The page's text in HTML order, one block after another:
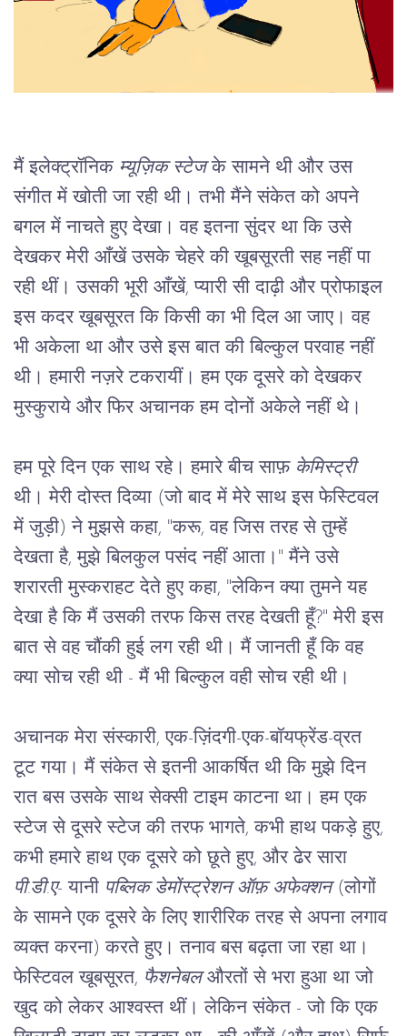
मैं इलेक्ट्रॉनिक म्यूज़िक स्टेज के सामने थी और उस
संगीत में खोती जा रही थी। तभी मैंने संकेत को अपने
बगल में नाचते हुए देखा। वह इतना सुंदर था कि उसे
देखकर मेरी आँखें उसके चेहरे की खूबसूरती सह नहीं पा
रही थीं। उसकी भूरी आँखें, प्यारी सी दाढ़ी और प्रोफाइल
इस कदर खूबसूरत कि किसी का भी दिल आ जाए। वह
भी अकेला था और उसे इस बात की बिल्कुल परवाह नहीं
थी। हमारी नज़रे टकरायीं। हम एक दूसरे को देखकर
मुस्कुराये और फिर अचानक हम दोनों अकेले नहीं थे।
हम पूरे दिन एक साथ रहे। हमारे बीच साफ़ केमिस्ट्री
थी। मेरी दोस्त दिव्या (जो बाद में मेरे साथ इस फेस्टिवल
में जुड़ी) ने मुझसे कहा, "करू, वह जिस तरह से तुम्हें
देखता है, मुझे बिलकुल पसंद नहीं आता।" मैंने उसे
शरारती मुस्कराहट देते हुए कहा, "लेकिन क्या तुमने यह
देखा है कि मैं उसकी तरफ किस तरह देखती हूँ?" मेरी इस
बात से वह चौंकी हुई लग रही थी। मैं जानती हूँ कि वह
क्या सोच रही थी - मैं भी बिल्कुल वही सोच रही थी।
अचानक मेरा संस्कारी, एक-ज़िंदगी-एक-बॉयफ्रेंड-व्रत
टूट गया। मैं संकेत से इतनी आकर्षित थी कि मुझे दिन
रात बस उसके साथ सेक्सी टाइम काटना था। हम एक
स्टेज से दूसरे स्टेज की तरफ भागते, कभी हाथ पकड़े हुए,
कभी हमारे हाथ एक दूसरे को छूते हुए, और ढेर सारा
पी.डी.ए- यानी पब्लिक डेमोंस्ट्रेशन ऑफ़ अफेक्शन (लोगों
के सामने एक दूसरे के लिए शारीरिक तरह से अपना लगाव
व्यक्त करना) करते हुए। तनाव बस बढ़ता जा रहा था।
फेस्टिवल खूबसूरत, फैशनेबल औरतों से भरा हुआ था जो
खुद को लेकर आश्वस्त थीं। लेकिन संकेत - जो कि एक